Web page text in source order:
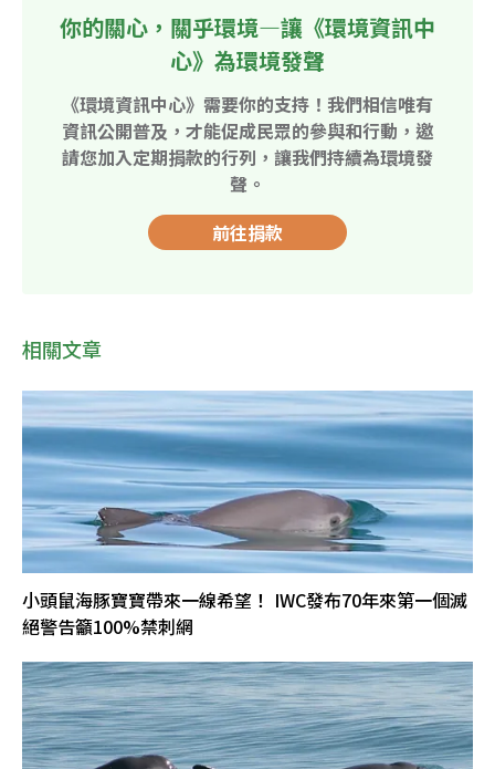
你的關心，關乎環境—讓《環境資訊中
心》為環境發聲
《環境資訊中心》需要你的支持！我們相信唯有
資訊公開普及，才能促成民眾的參與和行動，邀
請您加入定期捐款的行列，讓我們持續為環境發
聲。
前往捐款
相關文章
小頭鼠海豚寶寶帶來一線希望！ IWC發布70年來第一個滅
絕警告籲100%禁刺網